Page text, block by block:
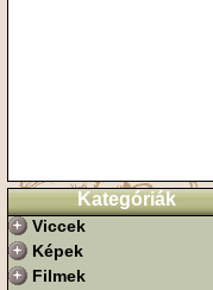
Kategóriák
Viccek
Képek
Filmek